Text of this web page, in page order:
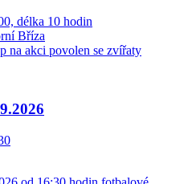
délka 10 hodin
Bříza
na akci povolen se zvířaty